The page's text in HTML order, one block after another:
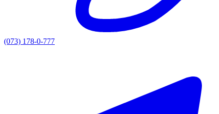
(073) 178-0-777